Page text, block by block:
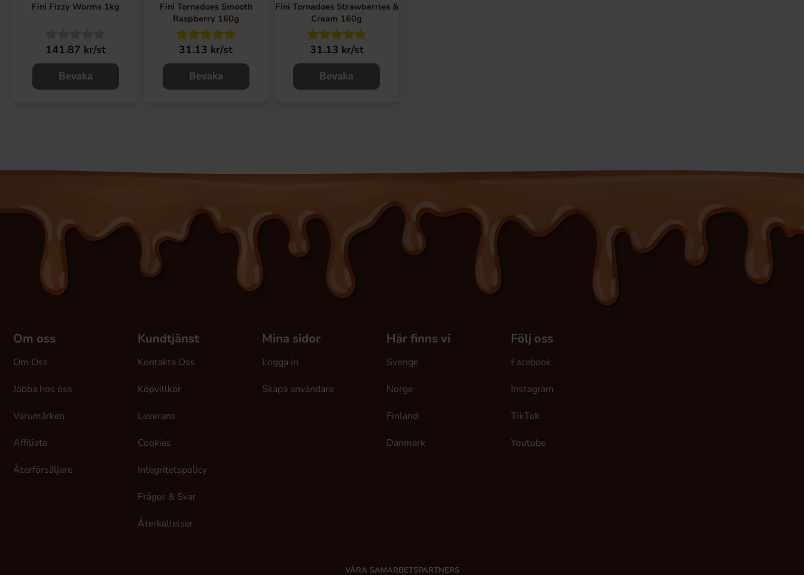
Fini Fizzy Worms 1kg
141.87 kr/st
Bevaka
Fini Tornadoes Smooth
Raspberry 160g
31.13 kr/st
Bevaka
Fini Tornadoes Strawberries &
Cream 160g
31.13 kr/st
Bevaka
Om oss
Om Oss
Jobba hos oss
Varumärken
Affiliate
Återförsäljare
Kundtjänst
Kontakta Oss
Köpvillkor
Leverans
Cookies
Integritetspolicy
Frågor & Svar
Återkallelser
Mina sidor
Logga in
Skapa användare
Här finns vi
Sverige
Norge
Finland
Danmark
Följ oss
Facebook
Instagram
TikTok
Youtube
VÅRA SAMARBETSPARTNERS